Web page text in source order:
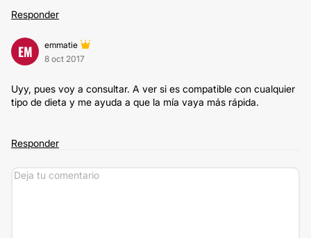
Responder
EM
emmatie
8 oct 2017
Uyy, pues voy a consultar. A ver si es compatible con cualquier
tipo de dieta y me ayuda a que la mía vaya más rápida.
Responder